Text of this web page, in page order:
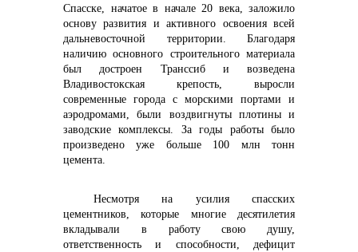
контакты отдела закупок
Контакты
Спасске, начатое в начале 20 века, заложило
основу развития и активного освоения всей
дальневосточной территории. Благодаря
наличию основного строительного материала
был достроен Транссиб и возведена
Владивостокская крепость, выросли
современные города с морскими портами и
аэродромами, были воздвигнуты плотины и
заводские комплексы. За годы работы было
произведено уже больше 100 млн тонн
цемента.
Несмотря на усилия спасских
цементников, которые многие десятилетия
вкладывали в работу свою душу,
ответственность и способности, дефицит